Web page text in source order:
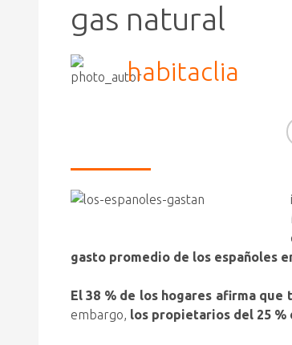
gas natural
habitaclia
gasto promedio de los españoles
El 38 % de los hogares afirma
embargo, los propietarios del 25 %